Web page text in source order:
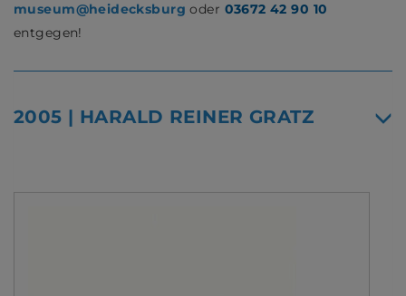
museum@heidecksburg oder 03672 42 90 10
entgegen!
2005 | HARALD REINER GRATZ